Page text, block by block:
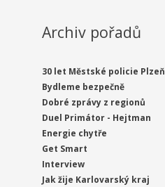
Archiv pořadů
30 let Městské policie Plzeň
Bydleme bezpečně
Dobré zprávy z regionů
Duel Primátor - Hejtman
Energie chytře
Get Smart
Interview
Jak žije Karlovarský kraj